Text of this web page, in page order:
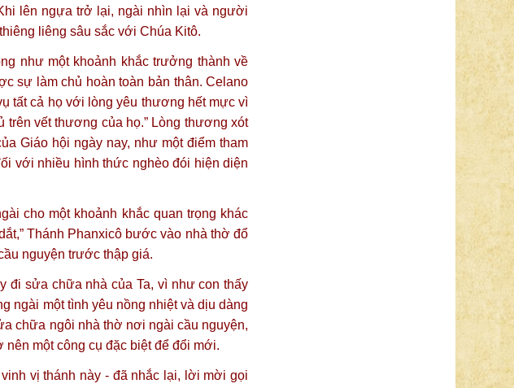
lên ngựa trở lại, ngài nhìn lại và người
liêng sâu sắc với Chúa Kitô.
như một khoảnh khắc trưởng thành về
sự làm chủ hoàn toàn bản thân. Celano
tất cả họ với lòng yêu thương hết mực vì
trên vết thương của họ.” Lòng thương xót
Giáo hội ngày nay, như một điểm tham
với nhiều hình thức nghèo đói hiện diện
cho một khoảnh khắc quan trọng khác
Thánh Phanxicô bước vào nhà thờ đổ
nguyện trước thập giá.
đi sửa chữa nhà của Ta, vì như con thấy
ngài một tình yêu nồng nhiệt và dịu dàng
chữa ngôi nhà thờ nơi ngài cầu nguyện,
nên một công cụ đặc biệt để đổi mới.
vị thánh này - đã nhắc lại, lời mời gọi